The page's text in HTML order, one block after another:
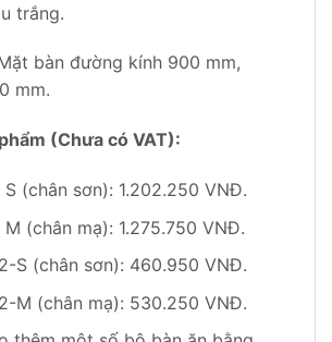
trắng.
bàn đường kính 900 mm,
mm.
(Chưa có VAT):
S (chân sơn): 1.202.250 VNĐ.
M (chân mạ): 1.275.750 VNĐ.
S (chân sơn): 460.950 VNĐ.
M (chân mạ): 530.250 VNĐ.